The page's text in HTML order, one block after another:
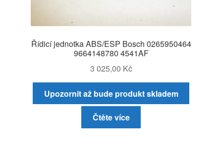
Řídicí jednotka ABS/ESP Bosch 0265950464
9664148780 4541AF
3 025,00 Kč
Upozornit až bude produkt skladem
Čtěte více